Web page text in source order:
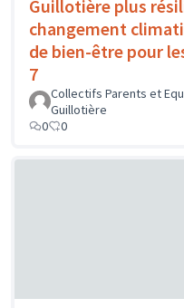
Guillotière plus
changement
de bien-être pour
7
Collectifs Parents et
Guillotière
0
0